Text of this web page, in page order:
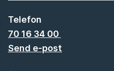
Telefon
70 16 34 00
Send e-post